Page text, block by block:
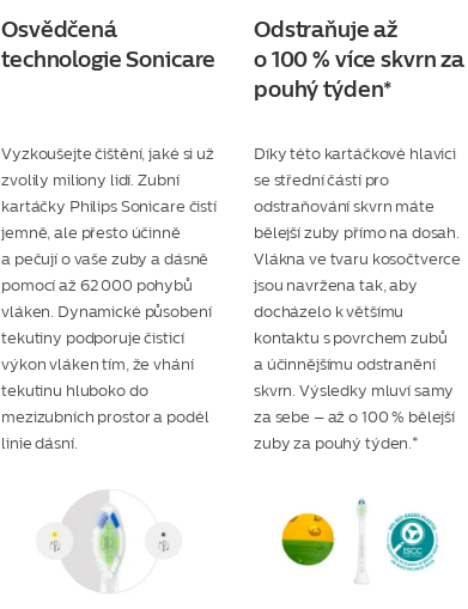
Osvědčená
technologie Sonicare
Vyzkoušejte čištění, jaké si už
zvolily miliony lidí. Zubní
kartáčky Philips Sonicare čistí
jemně, ale přesto účinně
a pečují o vaše zuby a dásně
pomocí až 62 000 pohybů
vláken. Dynamické působení
tekutiny podporuje čisticí
výkon vláken tím, že vhání
tekutinu hluboko do
mezizubních prostor a podél
linie dásní.
Odstraňuje až
o 100 % více skvrn za
pouhý týden*
Díky této kartáčkové hlavici
se střední částí pro
odstraňování skvrn máte
bělejší zuby přímo na dosah.
Vlákna ve tvaru kosočtverce
jsou navržena tak, aby
docházelo k většímu
kontaktu s povrchem zubů
a účinnějšímu odstranění
skvrn. Výsledky mluví samy
za sebe – až o 100 % bělejší
zuby za pouhý týden.*